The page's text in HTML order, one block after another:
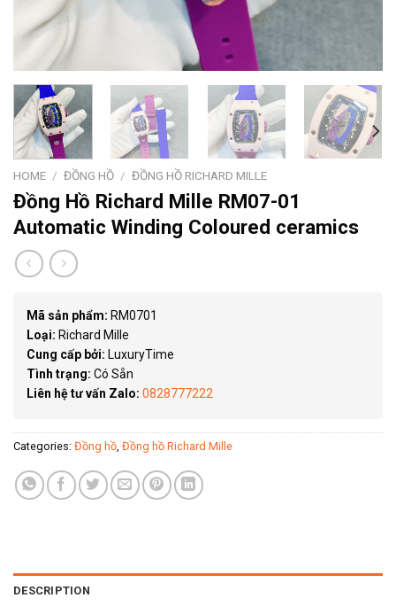
HOME / ĐỒNG HỒ / ĐỒNG HỒ RICHARD MILLE
Đồng Hồ Richard Mille RM07-01
Automatic Winding Coloured ceramics
Mã sản phẩm: RM0701
Loại: Richard Mille
Cung cấp bởi: LuxuryTime
Tình trạng: Có Sẵn
Liên hệ tư vấn Zalo: 0828777222
Categories: Đồng hồ Đồng hồ Richard Mille
DESCRIPTION